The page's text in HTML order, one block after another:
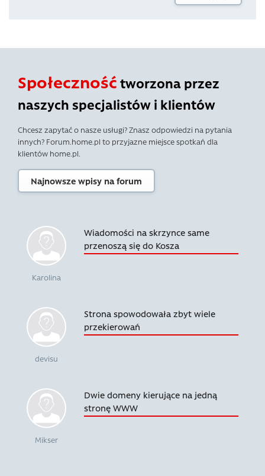
Społeczność tworzona przez
naszych specjalistów i klientów
Chcesz zapytać o nasze usługi? Znasz odpowiedzi na pytania
innych? Forum.home.pl to przyjazne miejsce spotkań dla
klientów home.pl.
Najnowsze wpisy na forum
Karolina
Wiadomości na skrzynce same
przenoszą się do Kosza
devisu
Strona spowodowała zbyt wiele
przekierowań
Mikser
Dwie domeny kierujące na jedną
stronę WWW